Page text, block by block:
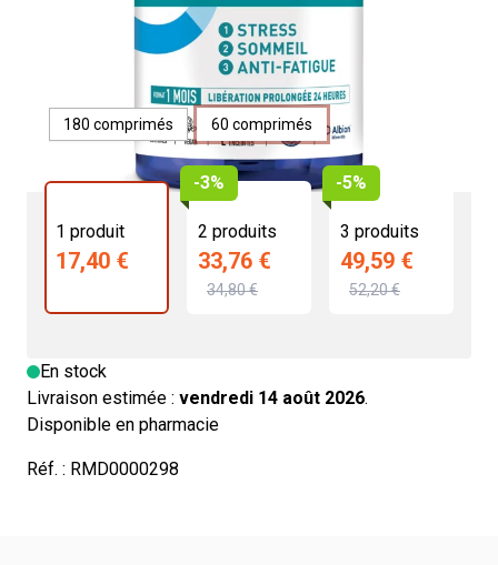
17,40 € 4.6/5 -
180 comprimés 60 comprimés
1 produit
17,40 €
-3%
2 produits
33,76 €
34,80 €
-5%
3 produits
49,59 €
52,20 €
En stock
Livraison estimée : vendredi 14 août 2026.
Disponible en pharmacie
Réf. : RMD0000298